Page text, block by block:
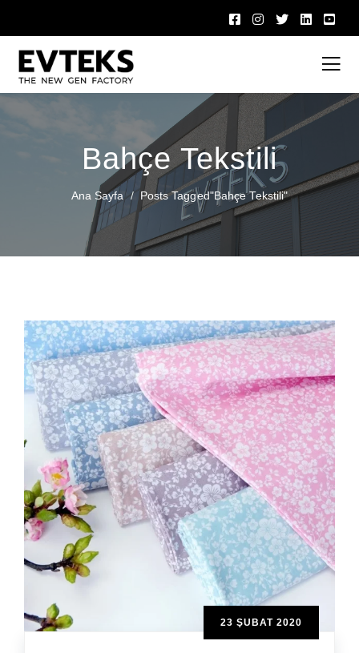
Bahçe Tekstili
Ana Sayfa Posts Tagged"bahçe Tekstili"
23 ŞUBAT 2020